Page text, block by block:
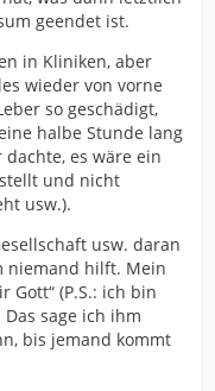
geendet ist.
in Kliniken, aber
wieder von vorne
so geschädigt,
halbe Stunde lang
es wäre ein
und nicht
usw.).
usw. daran
niemand hilft. Mein
(P.S.: ich bin
sage ich ihm
bis jemand kommt